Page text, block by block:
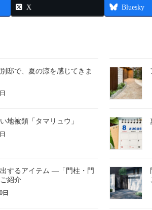
X Bluesky
邸で、夏の涼を感じてきま
地被類「タマリュウ」
するアイテム ―「門柱・門
紹介
日